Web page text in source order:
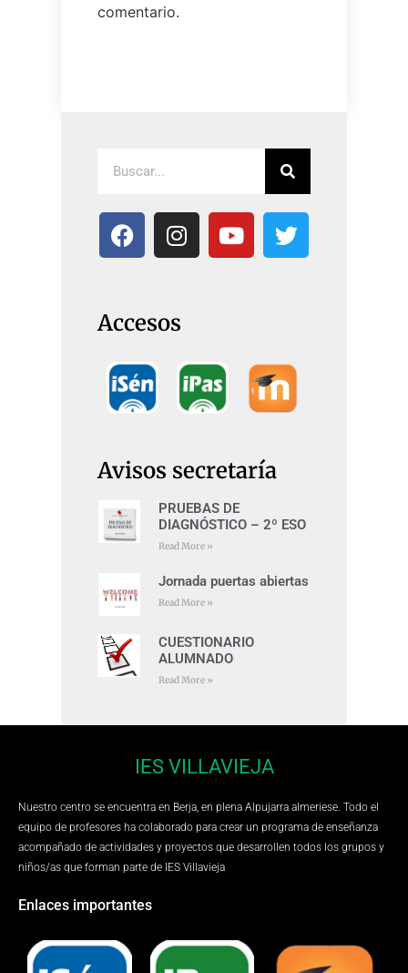
comentario.
Accesos
Avisos secretaría
PRUEBAS DE
DIAGNÓSTICO – 2º ESO
Read More »
Jornada puertas abiertas
Read More »
CUESTIONARIO
ALUMNADO
Read More »
IES VILLAVIEJA
Nuestro centro se encuentra en Berja, en plena Alpujarra almeriese. Todo el
equipo de profesores ha colaborado para crear un programa de enseñanza
acompañado de actividades y proyectos que desarrollen todos los grupos y
niños/as que forman parte de IES Villavieja
Enlaces importantes